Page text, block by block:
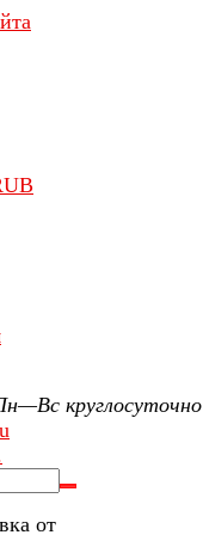
круглосуточно
от